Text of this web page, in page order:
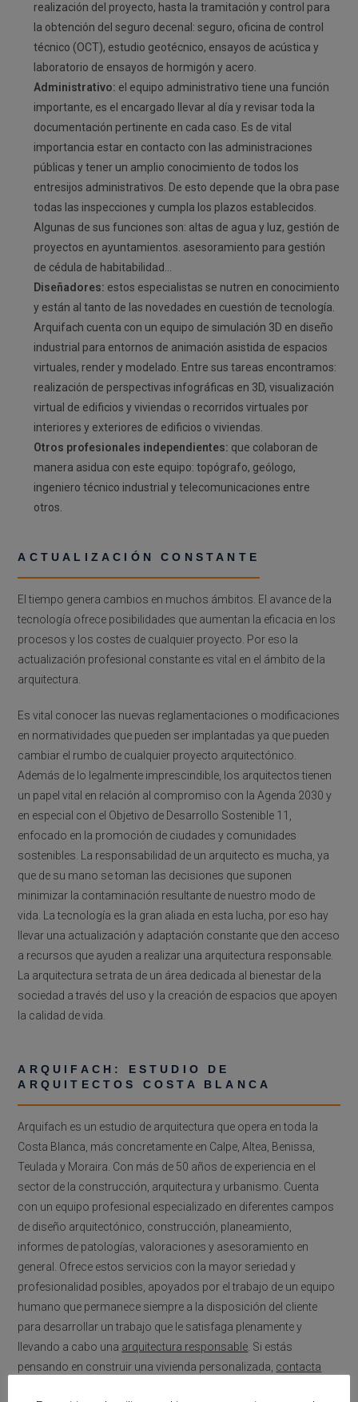
realización del proyecto, hasta la tramitación y control para
la obtención del seguro decenal: seguro, oficina de control
técnico (OCT), estudio geotécnico, ensayos de acústica y
laboratorio de ensayos de hormigón y acero.
Administrativo: el equipo administrativo tiene una función
importante, es el encargado llevar al día y revisar toda la
documentación pertinente en cada caso. Es de vital
importancia estar en contacto con las administraciones
públicas y tener un amplio conocimiento de todos los
entresijos administrativos. De esto depende que la obra pase
todas las inspecciones y cumpla los plazos establecidos.
Algunas de sus funciones son: altas de agua y luz, gestión de
proyectos en ayuntamientos. asesoramiento para gestión
de cédula de habitabilidad…
Diseñadores: estos especialistas se nutren en conocimiento
y están al tanto de las novedades en cuestión de tecnología.
Arquifach cuenta con un equipo de simulación 3D en diseño
industrial para entornos de animación asistida de espacios
virtuales, render y modelado. Entre sus tareas encontramos:
realización de perspectivas infográficas en 3D, visualización
virtual de edificios y viviendas o recorridos virtuales por
interiores y exteriores de edificios o viviendas.
Otros profesionales independientes: que colaboran de
manera asidua con este equipo: topógrafo, geólogo,
ingeniero técnico industrial y telecomunicaciones entre
otros.
ACTUALIZACIÓN CONSTANTE
El tiempo genera cambios en muchos ámbitos. El avance de la
tecnología ofrece posibilidades que aumentan la eficacia en los
procesos y los costes de cualquier proyecto. Por eso la
actualización profesional constante es vital en el ámbito de la
arquitectura.
Es vital conocer las nuevas reglamentaciones o modificaciones
en normatividades que pueden ser implantadas ya que pueden
cambiar el rumbo de cualquier proyecto arquitectónico.
Además de lo legalmente imprescindible, los arquitectos tienen
un papel vital en relación al compromiso con la Agenda 2030 y
en especial con el Objetivo de Desarrollo Sostenible 11,
enfocado en la promoción de ciudades y comunidades
sostenibles. La responsabilidad de un arquitecto es mucha, ya
que de su mano se toman las decisiones que suponen
minimizar la contaminación resultante de nuestro modo de
vida. La tecnología es la gran aliada en esta lucha, por eso hay
llevar una actualización y adaptación constante que den acceso
a recursos que ayuden a realizar una arquitectura responsable.
La arquitectura se trata de un área dedicada al bienestar de la
sociedad a través del uso y la creación de espacios que apoyen
la calidad de vida.
ARQUIFACH: ESTUDIO DE
ARQUITECTOS COSTA BLANCA
Arquifach es un estudio de arquitectura que opera en toda la
Costa Blanca, más concretamente en Calpe, Altea, Benissa,
Teulada y Moraira. Con más de 50 años de experiencia en el
sector de la construcción, arquitectura y urbanismo. Cuenta
con un equipo profesional especializado en diferentes campos
de diseño arquitectónico, construcción, planeamiento,
informes de patologías, valoraciones y asesoramiento en
general. Ofrece estos servicios con la mayor seriedad y
profesionalidad posibles, apoyados por el trabajo de un equipo
humano que permanece siempre a la disposición del cliente
para desarrollar un trabajo que le satisfaga plenamente y
llevando a cabo una arquitectura responsable . Si estás
pensando en construir una vivienda personalizada, contacta